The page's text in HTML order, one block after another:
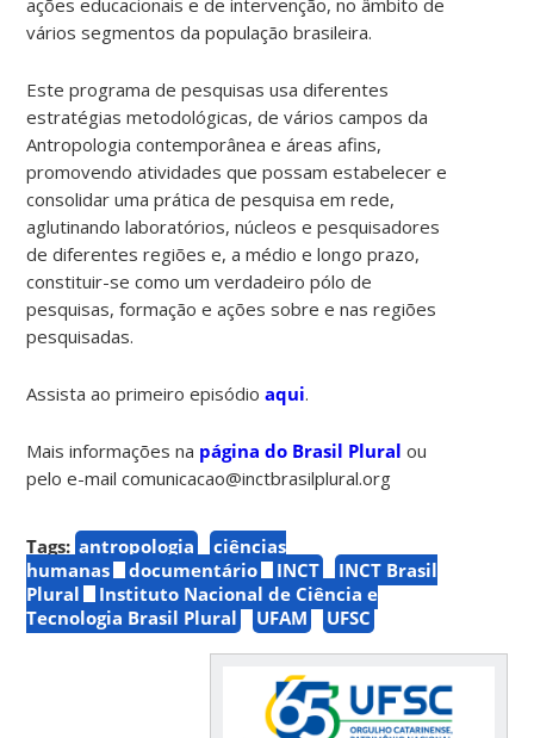
vários segmentos da população brasileira.
Este programa de pesquisas usa diferentes
estratégias metodológicas, de vários campos da
Antropologia contemporânea e áreas afins,
promovendo atividades que possam estabelecer e
consolidar uma prática de pesquisa em rede,
aglutinando laboratórios, núcleos e pesquisadores
de diferentes regiões e, a médio e longo prazo,
constituir-se como um verdadeiro pólo de
pesquisas, formação e ações sobre e nas regiões
pesquisadas.
Assista ao primeiro episódioaqui.
Mais informações na página do Brasil Plural ou
pelo e-mail comunicacao@inctbrasilplural.org
Tags: antropologia
ciências
humanas
documentário INCT
INCT Brasil
Plural
Instituto Nacional de Ciência e
Tecnologia Brasil Plural
UFAM UFSC